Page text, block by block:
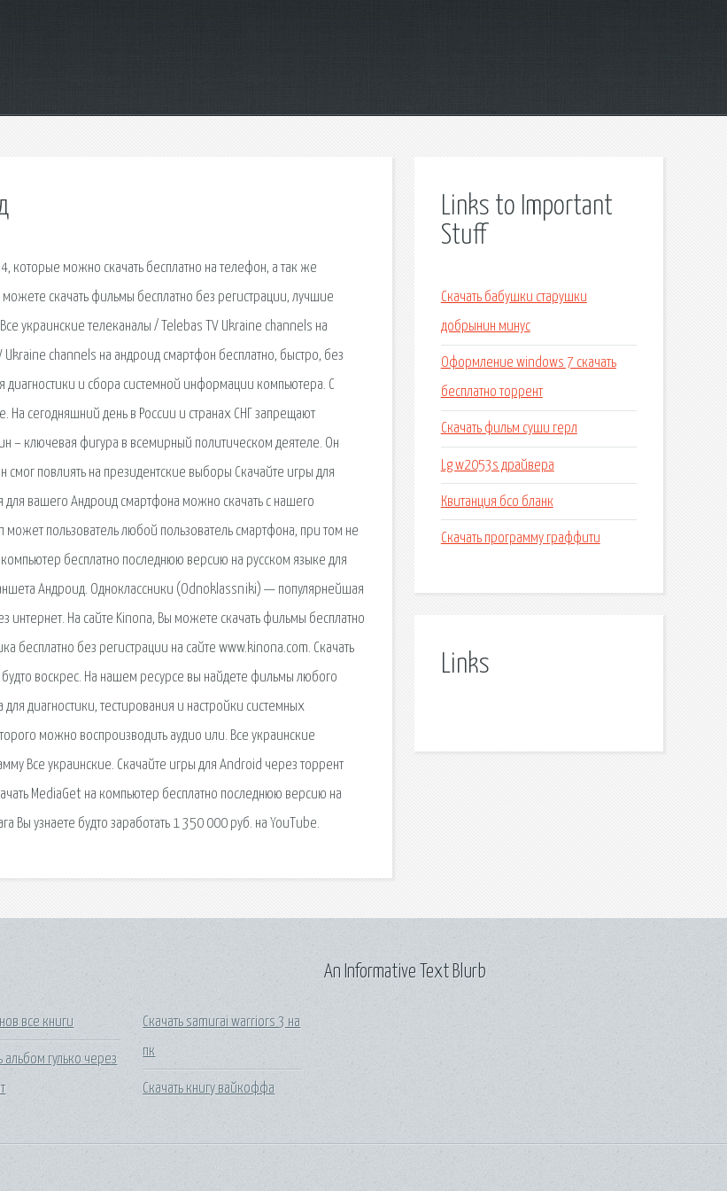
можно скачать бесплатно на телефон, а так же
скачать фильмы бесплатно без регистрации, лучшие
украинские телеканалы / Telebas TV Ukraine channels на
channels на андроид смартфон бесплатно, быстро, без
и сбора системной информации компьютера. С
На сегодняшний день в России и странах СНГ запрещают
– ключевая фигура в всемирный политическом деятеле. Он
повлиять на президентские выборы Скачайте игры для
вашего Андроид смартфона можно скачать с нашего
пользователь любой пользователь смартфона, при том не
бесплатно последнюю версию на русском языке для
Андроид. Одноклассники (Odnoklassniki) — популярнейшая
интернет. На сайте Kinona, Вы можете скачать фильмы бесплатно
бесплатно без регистрации на сайте www.kinona.com. Скачать
воскрес. На нашем ресурсе вы найдете фильмы любого
диагностики, тестирования и настройки системных
можно воспроизводить аудио или. Все украинские
Все украинские. Скачайте игры для Android через торрент
MediaGet на компьютер бесплатно последнюю версию на
Вы узнаете будто заработать 1 350 000 руб. на YouTube.
Links to Important
Stuff
Скачать бабушки старушки
добрынин минус
Оформление windows 7 скачать
бесплатно торрент
Скачать фильм суши герл
Lg w2053s драйвера
Квитанция бсо бланк
Скачать программу граффити
Links
все книги
альбом гулько через
Скачать samurai warriors 3 на
пк
Скачать книгу вайкоффа
An Informative Text Blurb